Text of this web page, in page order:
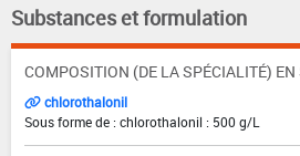
Substances et formulation
COMPOSITION (DE LA SPÉCIALITÉ)
chlorothalonil
Sous forme de : chlorothalonil : 500 g/L